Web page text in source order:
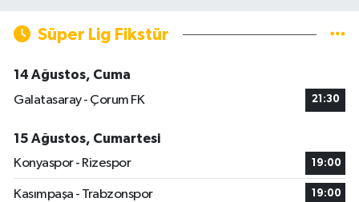
Süper Lig Fikstür
14 Ağustos, Cuma
Galatasaray - Çorum FK
21:30
15 Ağustos, Cumartesi
Konyaspor - Rizespor
19:00
Kasımpaşa - Trabzonspor 19:00